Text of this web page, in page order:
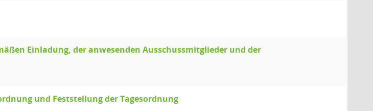
Einladung, der anwesenden Ausschussmitglieder und der
und Feststellung der Tagesordnung